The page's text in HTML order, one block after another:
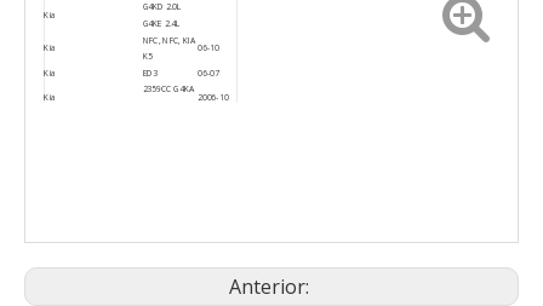
Kia
G4KD 2.0L
G4KE 2.4L
Kia
NFC, NFC, KIA
K5
06-10
Kia ED3 06-07
Kia
2359CC G4KA
2006-10
Anterior: